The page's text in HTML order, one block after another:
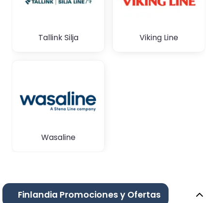
Tallink Silja Viking Line
Wasaline
Finlandia Promociones y Ofertas